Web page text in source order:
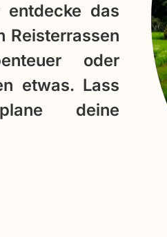
entdecke das
Reisterrassen
oder
etwas. Lass
deine